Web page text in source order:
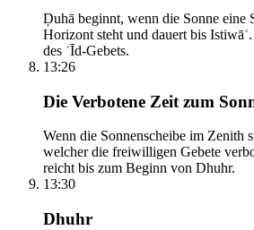
Ḍuhā beginnt, wenn die Sonne eine
Horizont steht und dauert bis
des ʿĪd-Gebets.
13:26
Die Verbotene Zeit zum
Wenn die Sonnenscheibe im Zenith
welcher die freiwilligen Gebete
reicht bis zum Beginn von Dhuhr.
13:30
Dhuhr